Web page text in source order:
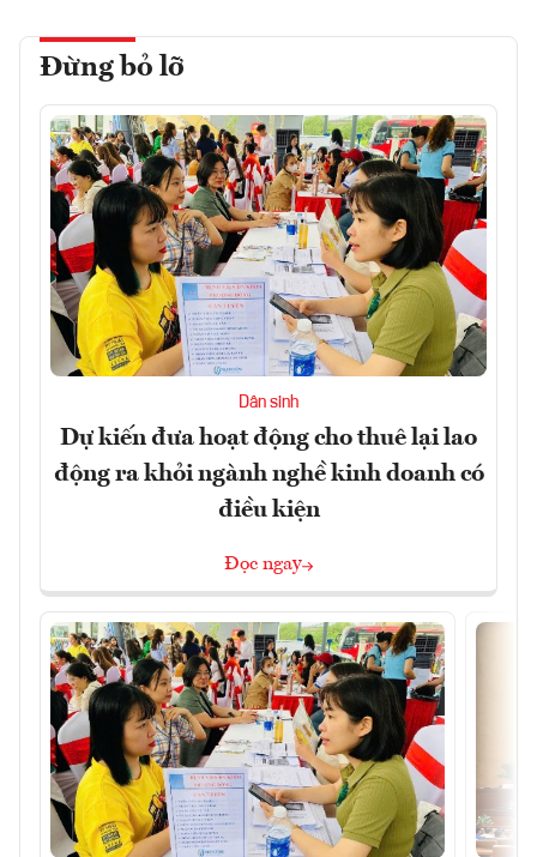
Đừng bỏ lỡ
Dân sinh
Dự kiến đưa hoạt động cho thuê lại lao
động ra khỏi ngành nghề kinh doanh có
điều kiện
Đọc ngay